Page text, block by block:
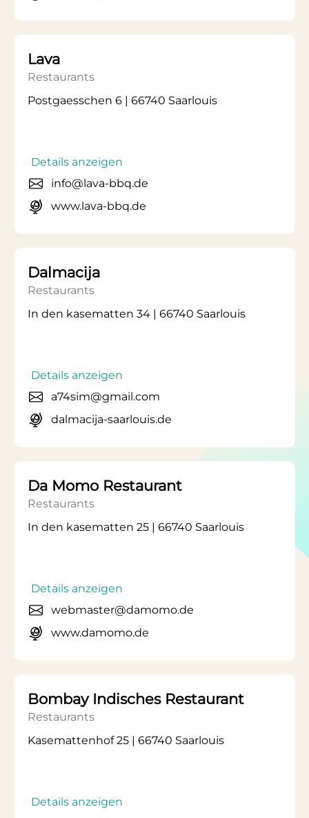
Lava
Restaurants
Postgaesschen 6 | 66740 Saarlouis
Details anzeigen
info@lava-bbq.de
www.lava-bbq.de
Dalmacija
Restaurants
In den kasematten 34 | 66740 Saarlouis
Details anzeigen
a74sim@gmail.com
dalmacija-saarlouis.de
Da Momo Restaurant
Restaurants
In den kasematten 25 | 66740 Saarlouis
Details anzeigen
webmaster@damomo.de
www.damomo.de
Bombay Indisches Restaurant
Restaurants
Kasemattenhof 25 | 66740 Saarlouis
Details anzeigen